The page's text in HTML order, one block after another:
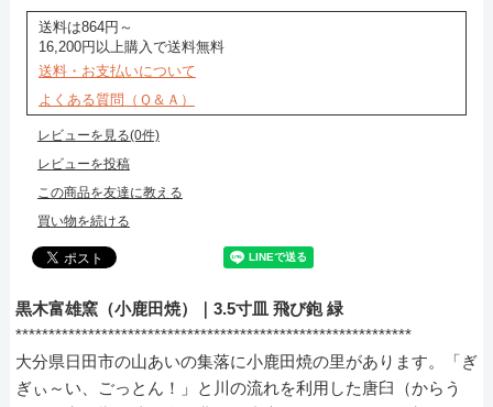
送料は864円～
16,200円以上購入で送料無料
送料・お支払いについて
よくある質問（Ｑ＆Ａ）
レビューを見る(0件)
レビューを投稿
この商品を友達に教える
買い物を続ける
黒木富雄窯（小鹿田焼）｜3.5寸皿 飛び鉋 緑
************************************************************
大分県日田市の山あいの集落に小鹿田焼の里があります。「ぎ
ぎぃ～い、ごっとん！」と川の流れを利用した唐臼（からう